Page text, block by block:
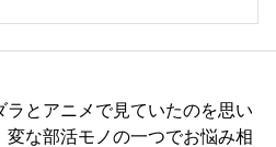
ラとアニメで見ていたのを思い
変な部活モノの一つでお悩み相